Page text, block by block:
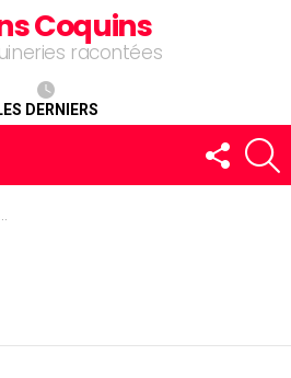
Coquins
racontées
DERNIERS
FOLLOW
US